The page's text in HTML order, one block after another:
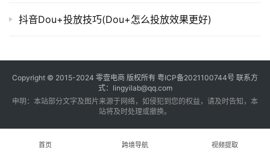
抖音Dou+投放技巧(Dou+怎么投放效果更好)
Copyright © 2015-2024 零壹电商 版权所有 粤ICP备2021100744号 联系方
式：lingyilab@qq.com
申明：本站部分文字及图片来源于网络，如侵犯到您的权益，请及时告知，本
站将及时处理或撤换。
首页 跨境导航 视频提取